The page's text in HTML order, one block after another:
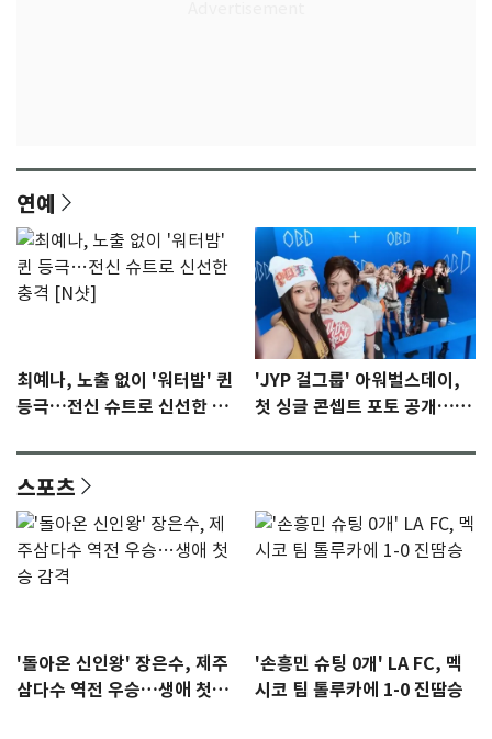
연예
최예나, 노출 없이 '워터밤' 퀸
등극…전신 슈트로 신선한 충
'JYP 걸그룹' 아워벌스데이,
첫 싱글 콘셉트 포토 공개…청
스포츠
'돌아온 신인왕' 장은수, 제주
삼다수 역전 우승…생애 첫승
'손흥민 슈팅 0개' LA FC, 멕
시코 팀 톨루카에 1-0 진땀승